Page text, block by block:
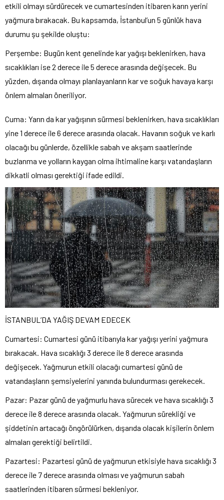
etkili olmayı sürdürecek ve cumartesinden itibaren karın yerini
yağmura bırakacak. Bu kapsamda, İstanbul’un 5 günlük hava
durumu şu şekilde oluştu:
Perşembe: Bugün kent genelinde kar yağışı beklenirken, hava
sıcaklıkları ise 2 derece ile 5 derece arasında değişecek. Bu
yüzden, dışarıda olmayı planlayanların kar ve soğuk havaya karşı
önlem almaları öneriliyor.
Cuma: Yarın da kar yağışının sürmesi beklenirken, hava sıcaklıkları
yine 1 derece ile 6 derece arasında olacak. Havanın soğuk ve karlı
olacağı bu günlerde, özellikle sabah ve akşam saatlerinde
buzlanma ve yolların kaygan olma ihtimaline karşı vatandaşların
dikkatli olması gerektiği ifade edildi.
İSTANBUL’DA YAĞIŞ DEVAM EDECEK
Cumartesi: Cumartesi günü itibarıyla kar yağışı yerini yağmura
bırakacak. Hava sıcaklığı 3 derece ile 8 derece arasında
değişecek. Yağmurun etkili olacağı cumartesi günü de
vatandaşların şemsiyelerini yanında bulundurması gerekecek.
Pazar: Pazar günü de yağmurlu hava sürecek ve hava sıcaklığı 3
derece ile 8 derece arasında olacak. Yağmurun sürekliği ve
şiddetinin artacağı öngörülürken, dışarıda olacak kişilerin önlem
almaları gerektiği belirtildi.
Pazartesi: Pazartesi günü de yağmurun etkisiyle hava sıcaklığı 3
derece ile 7 derece arasında olması ve yağmurun sabah
saatlerinden itibaren sürmesi bekleniyor.